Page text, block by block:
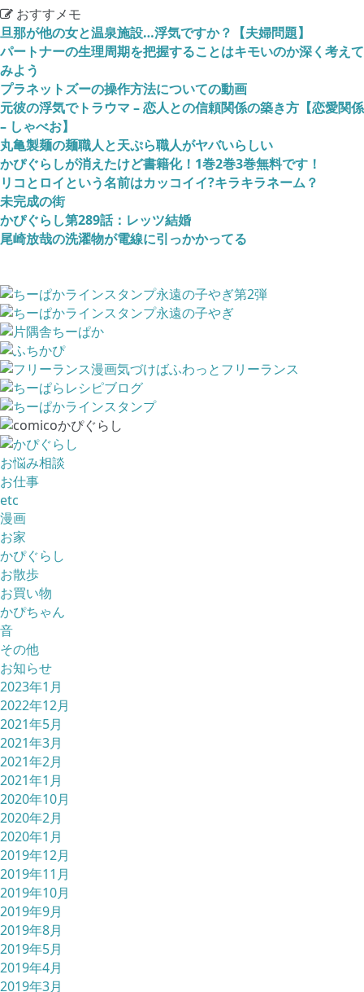
おすすメモ
旦那が他の女と温泉施設…浮気ですか？【夫婦問題】
パートナーの生理周期を把握することはキモいのか深く考えて
みよう
プラネットズーの操作方法についての動画
元彼の浮気でトラウマ – 恋人との信頼関係の築き方【恋愛関係
– しゃべお】
丸亀製麺の麺職人と天ぷら職人がヤバいらしい
かぴぐらしが消えたけど書籍化！1巻2巻3巻無料です！
リコとロイという名前はカッコイイ?キラキラネーム？
未完成の街
かぴぐらし第289話：レッツ結婚
尾崎放哉の洗濯物が電線に引っかかってる
お悩み相談
お仕事
etc
漫画
お家
かぴぐらし
お散歩
お買い物
かぴちゃん
音
その他
お知らせ
2023年1月
2022年12月
2021年5月
2021年3月
2021年2月
2021年1月
2020年10月
2020年2月
2020年1月
2019年12月
2019年11月
2019年10月
2019年9月
2019年8月
2019年5月
2019年4月
2019年3月